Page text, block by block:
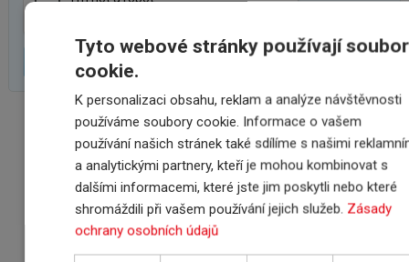
VÝHODY SPOLUPRÁCE
S INSCOM
ON-LINE ROZHRANÍ
Tyto webové stránky používají
cookie.
K personalizaci obsahu, reklam a analýze návštěvnosti
používáme soubory cookie. Informace o vašem
používání našich stránek také sdílíme s našimi
a analytickými partnery, kteří je mohou kombinovat s
dalšími informacemi, které jste jim poskytli nebo které
shromáždili při vašem používání jejich služeb. Zásady
ochrany osobních údajů